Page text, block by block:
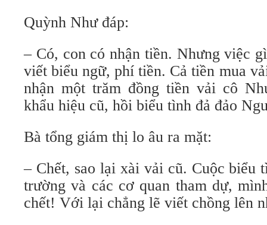
Quỳnh Như đáp:
– Có, con có nhận tiền. Nhưng việc
viết biểu ngữ, phí tiền. Cả tiền mua
nhận một trăm đồng tiền vải cô
khẩu hiệu cũ, hồi biểu tình đả đảo
Bà tổng giám thị lo âu ra mặt:
– Chết, sao lại xài vải cũ. Cuộc biểu
trường và các cơ quan tham dự,
chết! Với lại chẳng lẽ viết chồng lên